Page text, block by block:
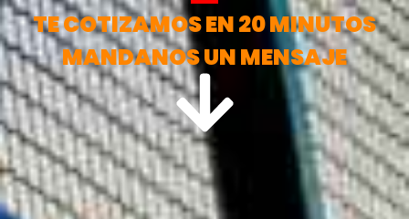
TE COTIZAMOS EN 20 MINUTOS
MANDANOS UN MENSAJE